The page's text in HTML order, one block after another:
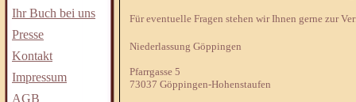
Ihr Buch bei uns
Presse
Kontakt
Impressum
AGB
Für eventuelle Fragen stehen wir Ihnen gerne zur
Niederlassung Göppingen
Pfarrgasse 5
73037 Göppingen-Hohenstaufen